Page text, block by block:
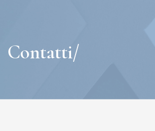
Contatti/​